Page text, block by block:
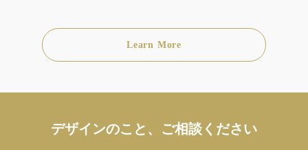
Learn More
デザインのこと、ご相談ください